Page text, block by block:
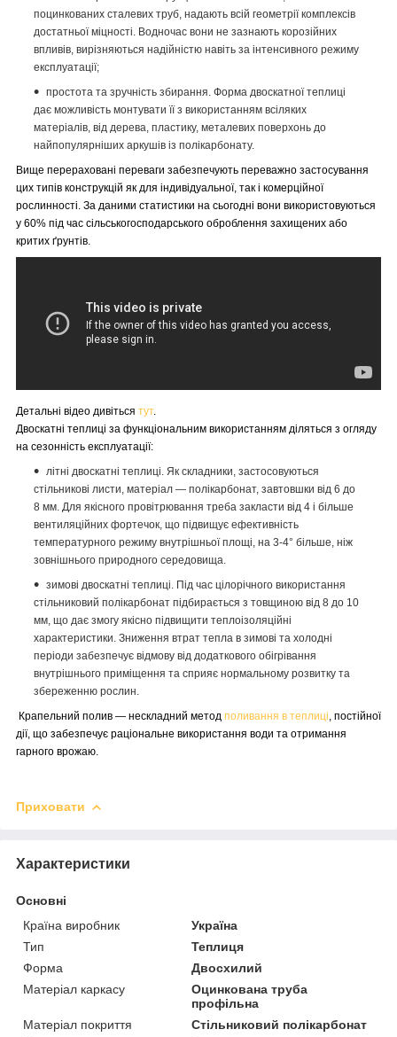
поцинкованих сталевих труб, надають всій геометрії комплексів
достатньої міцності. Водночас вони не зазнають корозійних
впливів, вирізняються надійністю навіть за інтенсивного режиму
експлуатації;
простота та зручність збирання. Форма двоскатної теплиці
дає можливість монтувати її з використанням всіляких
матеріалів, від дерева, пластику, металевих поверхонь до
найпопулярніших аркушів із полікарбонату.
Вище перераховані переваги забезпечують переважно застосування
цих типів конструкцій як для індивідуальної, так і комерційної
рослинності. За даними статистики на сьогодні вони використовуються
у 60% під час сільськогосподарського оброблення захищених або
критих ґрунтів.
Детальні відео дивіться тут.
Двоскатні теплиці за функціональним використанням діляться з огляду
на сезонність експлуатації:
літні двоскатні теплиці. Як складники, застосовуються
стільникові листи, матеріал — полікарбонат, завтовшки від 6 до
8 мм. Для якісного провітрювання треба закласти від 4 і більше
вентиляційних фортечок, що підвищує ефективність
температурного режиму внутрішньої площі, на 3-4° більше, ніж
зовнішнього природного середовища.
зимові двоскатні теплиці. Під час цілорічного використання
стільниковий полікарбонат підбирається з товщиною від 8 до 10
мм, що дає змогу якісно підвищити теплоізоляційні
характеристики. Зниження втрат тепла в зимові та холодні
періоди забезпечує відмову від додаткового обігрівання
внутрішнього приміщення та сприяє нормальному розвитку та
збереженню рослин.
Крапельний полив — нескладний метод поливання в теплиці , постійної
дії, що забезпечує раціональне використання води та отримання
гарного врожаю.
Приховати
Характеристики
Основні
Країна виробник
Україна
Тип
Теплиця
Форма
Двосхилий
Матеріал каркасу
Оцинкована труба
профільна
Матеріал покриття
Стільниковий полікарбонат